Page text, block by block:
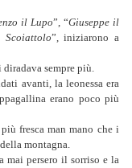
il Lupo”, “Giuseppe il
Scoiattolo”, iniziarono a
sempre più.
avanti, la leonessa era
erano poco più
fresca man mano che i
montagna.
mai persero il sorriso e la